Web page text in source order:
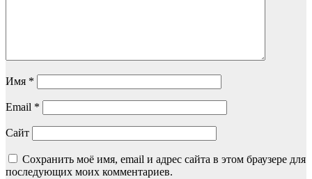
Имя *
Email *
Сайт
Сохранить моё имя, email и адрес сайта в этом браузере для
последующих моих комментариев.